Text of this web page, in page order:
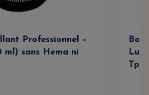
Professionnel –
ml) sans Hema ni
Tpo